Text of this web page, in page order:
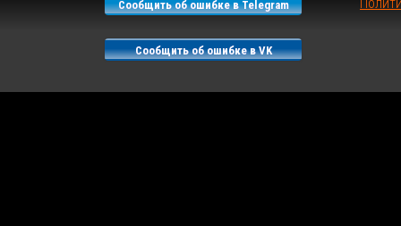
Сообщить об ошибке в Telegram
Сообщить об ошибке в VK